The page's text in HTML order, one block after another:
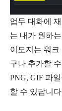
업무 대화에
는 내가 원하
이모지는 워
구나 추가할
PNG, GIF 파
할 수 있답니